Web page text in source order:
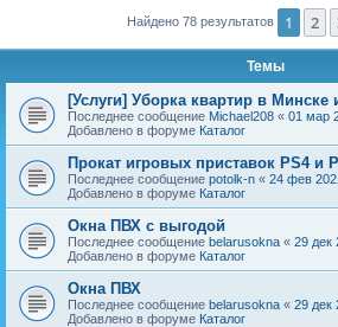
Найдено 78 результатов 1 2
Темы
[Услуги] Уборка квартир в Минске
Последнее сообщение Michael208 « 01 мар
Добавлено в форуме Каталог
Прокат игровых приставок PS4 и
Последнее сообщение potolk-n « 24 фев
Добавлено в форуме Каталог
Окна ПВХ с выгодой
Последнее сообщение belarusokna « 29 дек
Добавлено в форуме Каталог
Окна ПВХ
Последнее сообщение belarusokna « 29 дек
Добавлено в форуме Каталог